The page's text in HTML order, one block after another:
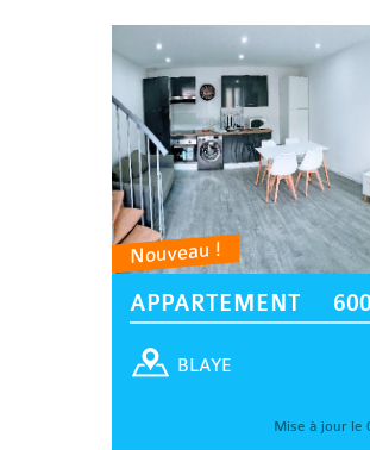
Nouveau !
APPARTEMENT
BLAYE
Mise à jour le